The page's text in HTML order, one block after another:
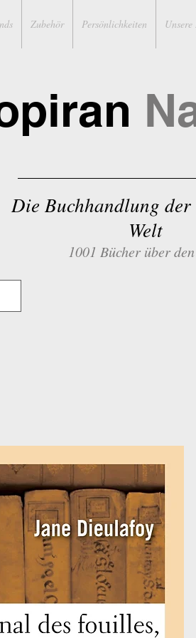
Zubehör Persönlichkeiten
Die Buchhandlung der
Welt
1001 Bücher über